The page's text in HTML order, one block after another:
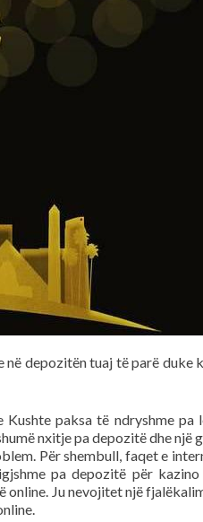
në depozitën tuaj të parë duke
paksa të ndryshme pa
nxitje pa depozitë dhe një
Për shembull, faqet e
pa depozitë për kazino
online. Ju nevojitet një